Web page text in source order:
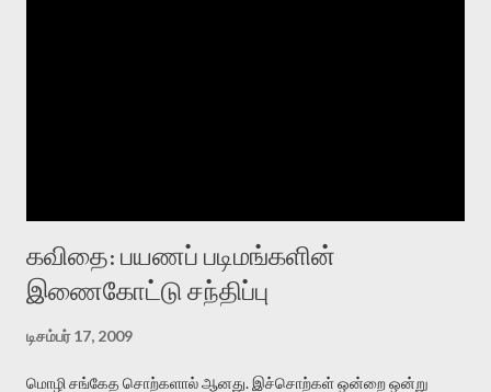
கவிதை: பயணப் படிமங்களின்
இணைகோட்டு சந்திப்பு
டிசம்பர் 17, 2009
மொழி சங்கேத சொற்களால் ஆனது. இச்சொற்கள் ஒன்றை ஒன்று